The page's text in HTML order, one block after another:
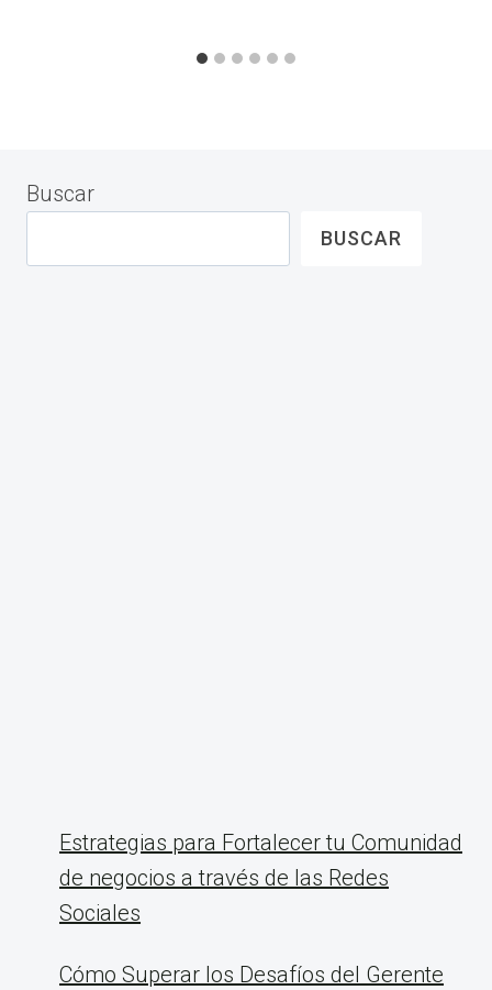
Buscar
BUSCAR
Estrategias para Fortalecer tu Comunidad
de negocios a través de las Redes
Sociales
Cómo Superar los Desafíos del Gerente